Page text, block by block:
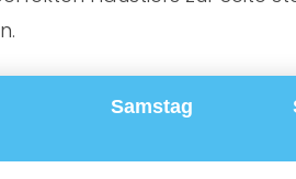
Samstag